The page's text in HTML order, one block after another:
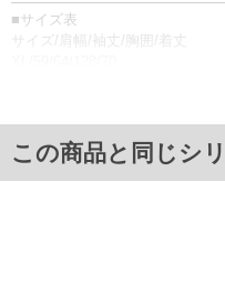
■サイズ表
サイズ/肩幅/袖丈/胸囲/着丈
単位はcm
※【返品交換について】
備考欄に股下●cmとご記入下さい。
出荷まで約1週間～20日間程お時間を
尚、裾上げした商品は返品・交換不可
この商品と同じシ